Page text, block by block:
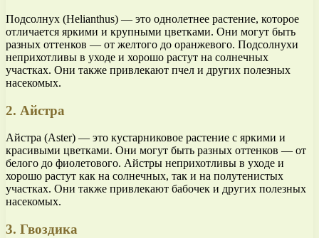
Подсолнух (Helianthus) — это однолетнее растение, которое
отличается яркими и крупными цветками. Они могут быть
разных оттенков — от желтого до оранжевого. Подсолнухи
неприхотливы в уходе и хорошо растут на солнечных
участках. Они также привлекают пчел и других полезных
насекомых.
2. Айстра
Айстра (Aster) — это кустарниковое растение с яркими и
красивыми цветками. Они могут быть разных оттенков — от
белого до фиолетового. Айстры неприхотливы в уходе и
хорошо растут как на солнечных, так и на полутенистых
участках. Они также привлекают бабочек и других полезных
насекомых.
3. Гвоздика